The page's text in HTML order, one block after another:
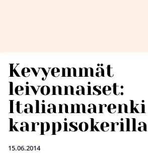
Kevyemmät
leivonnaiset:
Italianmarenki
karppisokerilla
15.06.2014